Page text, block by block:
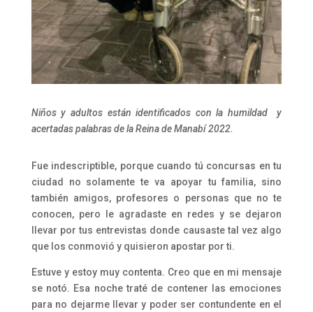
Niños y adultos están identificados con la humildad y
acertadas palabras de la Reina de Manabí 2022.
Fue indescriptible, porque cuando tú concursas en tu
ciudad no solamente te va apoyar tu familia, sino
también amigos, profesores o personas que no te
conocen, pero le agradaste en redes y se dejaron
llevar por tus entrevistas donde causaste tal vez algo
que los conmovió y quisieron apostar por ti.
Estuve y estoy muy contenta. Creo que en mi mensaje
se notó. Esa noche traté de contener las emociones
para no dejarme llevar y poder ser contundente en el